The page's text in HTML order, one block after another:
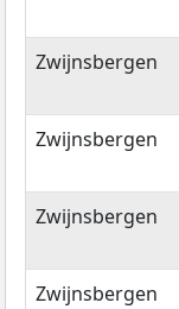
Zwijnsbergen
Zwijnsbergen
Zwijnsbergen
Zwijnsbergen